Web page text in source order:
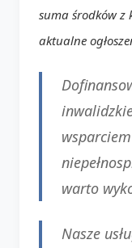
suma środków z
aktualne
warto
Nasze